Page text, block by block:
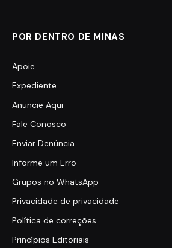
POR DENTRO DE MINAS
Apoie
Expediente
Anuncie Aqui
Fale Conosco
Enviar Denúncia
Informe um Erro
Grupos no WhatsApp
Privacidade de privacidade
Política de correções
Princípios Editoriais